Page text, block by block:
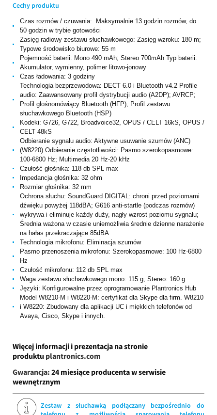
Cechy produktu
Czas rozmów / czuwania: Maksymalnie 13 godzin rozmów, do
50 godzin w trybie gotowości
Zasięg radiowy zestawu słuchawkowego: Zasięg wzroku: 180 m;
Typowe środowisko biurowe: 55 m
Pojemność baterii: Mono 490 mAh; Stereo 700mAh Typ baterii:
Akumulator, wymienny, polimer litowo-jonowy
Czas ładowania: 3 godziny
Technologia bezprzewodowa: DECT 6.0 i Bluetooth v4.2 Profile
audio: Zaawansowany profil dystrybucji audio (A2DP); AVRCP;
Profil głośnomówiący Bluetooth (HFP); Profil zestawu
słuchawkowego Bluetooth (HSP)
Kodeki: G726, G722, Broadvoice32, OPUS / CELT 16kS, OPUS /
CELT 48kS
Odbieranie sygnału audio: Aktywne usuwanie szumów (ANC)
(W8220) Odbieranie częstotliwości: Pasmo szerokopasmowe:
100-6800 Hz; Multimedia 20 Hz-20 kHz
Czułość głośnika: 118 db SPL max
Impedancja głośnika: 32 ohm
Rozmiar głośnika: 32 mm
Ochrona słuchu: SoundGuard DIGITAL: chroni przed poziomami
dźwięku powyżej 118dBA; G616 anti-startle (podczas rozmów)
wykrywa i eliminuje każdy duży, nagły wzrost poziomu sygnału;
Średnia ważona w czasie uniemożliwia średnie dzienne narażenie
na hałas przekraczające 85dBA
Technologia mikrofonu: Eliminacja szumów
Pasmo przenoszenia mikrofonu: Szerokopasmowe: 100 Hz-6800
Hz
Czułość mikrofonu: 112 db SPL max
Waga zestawu słuchawkowego mono: 115 g; Stereo: 160 g
Języki: Konfigurowalne przez oprogramowanie Plantronics Hub
Model W8210-M i W8220-M: certyfikat dla Skype dla firm. W8210
i W8220: Zbudowany dla aplikacji UC i miękkich telefonów od
Avaya, Cisco, Skype i innych.
Więcej informacji i prezentacja na stronie
produktu plantronics.com
Gwarancja: 24 miesiące producenta w serwisie
wewnętrznym
Zestaw z słuchawką podłączany bezpośrednio do